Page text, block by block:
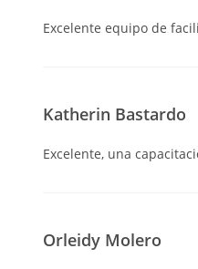
Excelente equipo de
Katherin Bastardo
Excelente, una
Orleidy Molero